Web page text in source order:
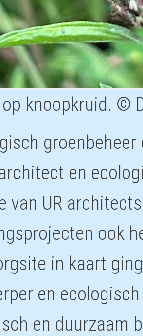
op knoopkruid. ©
en
van UR
ook
in kaart
en
en duurzaam